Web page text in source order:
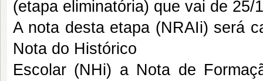
(etapa eliminatória) que vai de 25/
A nota desta etapa (NRAIi) será
Nota do Histórico
Escolar (NHi) a Nota de